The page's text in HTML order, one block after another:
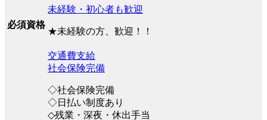
必須資格
未経験・初心者も歓迎
★未経験の方、歓迎！！
交通費支給
社会保険完備
◇社会保険完備
◇日払い制度あり
◇残業・深夜・休出手当